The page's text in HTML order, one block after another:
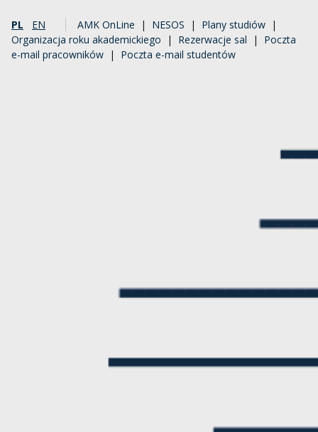
PL EN AMK OnLine | NESOS | Plany studiów |
Organizacja roku akademickiego | Rezerwacje sal | Poczta
e-mail pracowników | Poczta e-mail studentów